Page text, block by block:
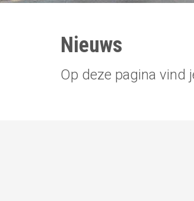
Nieuws
Op deze pagina vind